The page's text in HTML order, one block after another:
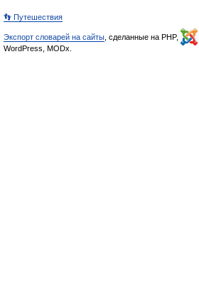
👣 Путешествия
Экспорт словарей на сайты , сделанные на PHP,
WordPress, MODx.